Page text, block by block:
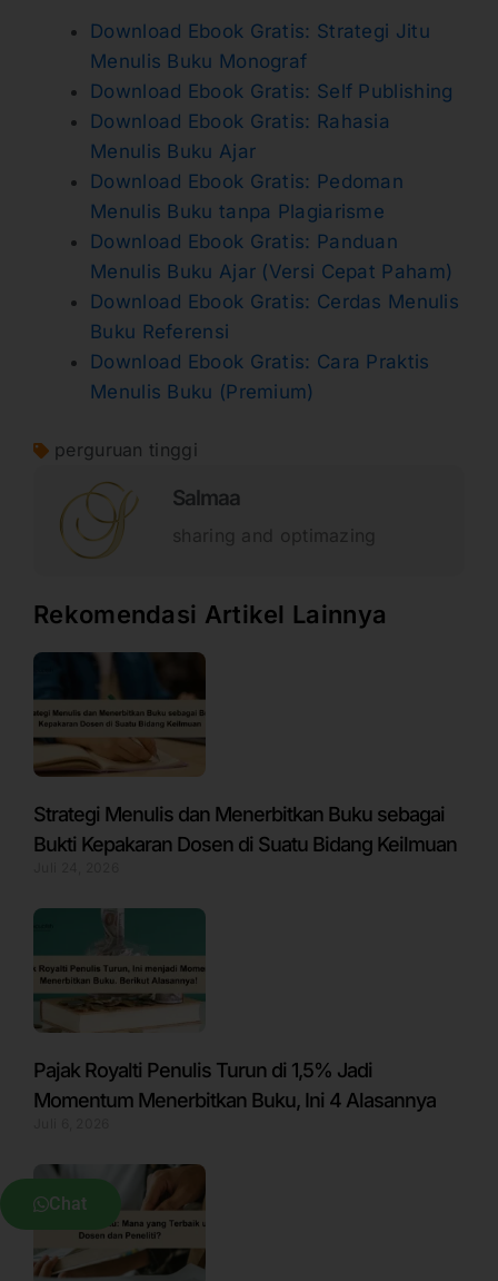
Download Ebook Gratis: Strategi Jitu
Menulis Buku Monograf
Download Ebook Gratis: Self Publishing
Download Ebook Gratis: Rahasia
Menulis Buku Ajar
Download Ebook Gratis: Pedoman
Menulis Buku tanpa Plagiarisme
Download Ebook Gratis: Panduan
Menulis Buku Ajar (Versi Cepat Paham)
Download Ebook Gratis: Cerdas Menulis
Buku Referensi
Download Ebook Gratis: Cara Praktis
Menulis Buku (Premium)
perguruan tinggi
Salmaa
sharing and optimazing
Rekomendasi Artikel Lainnya
Strategi Menulis dan Menerbitkan Buku sebagai
Bukti Kepakaran Dosen di Suatu Bidang Keilmuan
Pajak Royalti Penulis Turun di 1,5% Jadi
Momentum Menerbitkan Buku, Ini 4 Alasannya
Chat